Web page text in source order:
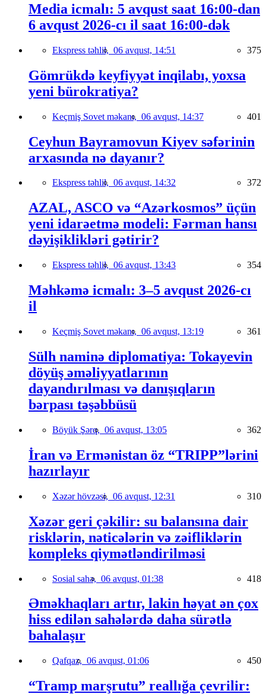
Media icmalı: 5 avqust saat 16:00-dan
6 avqust 2026-cı il saat 16:00-dək
Ekspress təhlil, 06 avqust, 14:51 375
Gömrükdə keyfiyyət inqilabı, yoxsa
yeni bürokratiya?
Keçmiş Sovet məkanı, 06 avqust, 14:37 401
Ceyhun Bayramovun Kiyev səfərinin
arxasında nə dayanır?
Ekspress təhlil, 06 avqust, 14:32 372
AZAL, ASCO və “Azərkosmos” üçün
yeni idarəetmə modeli: Fərman hansı
dəyişiklikləri gətirir?
Ekspress təhlil, 06 avqust, 13:43 354
Məhkəmə icmalı: 3–5 avqust 2026-cı
il
Keçmiş Sovet məkanı, 06 avqust, 13:19 361
Sülh naminə diplomatiya: Tokayevin
döyüş əməliyyatlarının
dayandırılması və danışıqların
bərpası təşəbbüsü
Böyük Şərq, 06 avqust, 13:05 362
İran və Ermənistan öz “TRIPP”lərini
hazırlayır
Xəzər hövzəsi, 06 avqust, 12:31 310
Xəzər geri çəkilir: su balansına dair
risklərin, nəticələrin və zəifliklərin
kompleks qiymətləndirilməsi
Sosial sahə, 06 avqust, 01:38 418
Əməkhaqları artır, lakin həyat ən çox
hiss edilən sahələrdə daha sürətlə
bahalaşır
Qafqaz, 06 avqust, 01:06 450
“Tramp marşrutu” reallığa çevrilir: